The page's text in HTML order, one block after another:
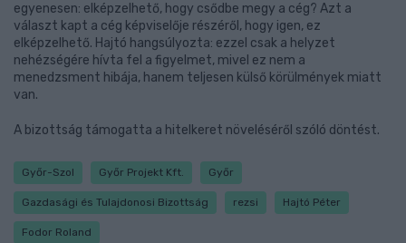
egyenesen: elképzelhető, hogy csődbe megy a cég? Azt a
választ kapt a cég képviselője részéről, hogy igen, ez
elképzelhető. Hajtó hangsúlyozta: ezzel csak a helyzet
nehézségére hívta fel a figyelmet, mivel ez nem a
menedzsment hibája, hanem teljesen külső körülmények miatt
van.
A bizottság támogatta a hitelkeret növeléséről szóló döntést.
Győr-Szol Győr Projekt Kft. Győr
Gazdasági és Tulajdonosi Bizottság rezsi Hajtó Péter
Fodor Roland